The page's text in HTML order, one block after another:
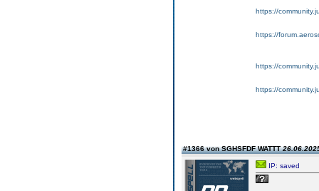
https://
https://
https://
https://
#1366 von SGHSFDF WATTT
IP: saved